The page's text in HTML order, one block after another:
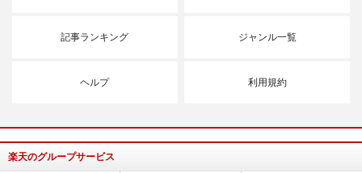
記事ランキング ジャンル一覧
ヘルプ 利用規約
楽天のグループサービス